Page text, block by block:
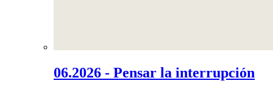
06.2026 - Pensar la interrupción